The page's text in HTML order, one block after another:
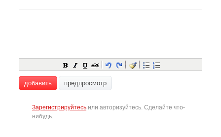
добавить предпросмотр
Зарегистрируйтесь или авторизуйтесь. Сделайте что-
нибудь.